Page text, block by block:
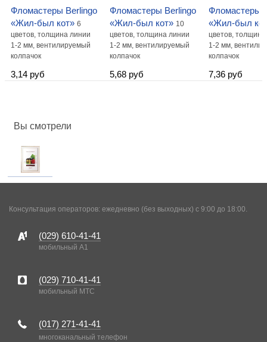
Фломастеры Berlingo
«Жил-был кот» 6
цветов, толщина линии
1-2 мм, вентилируемый
колпачок
3,14 руб
Фломастеры Berlingo
«Жил-был кот» 10
цветов, толщина линии
1-2 мм, вентилируемый
колпачок
5,68 руб
Фломастеры
«Жил-был
цветов,
1-2 мм,
колпачок
7,36 руб
Вы смотрели
Консультация операторов: ежедневно (без выходных) с 9:00 до 18:00.
(029) 610-41-41
мобильный A1
(029) 710-41-41
мобильный MTC
(017) 271-41-41
многоканальный телефон